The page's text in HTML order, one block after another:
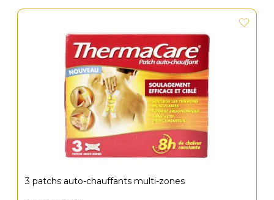
3 patchs auto-chauffants multi-zones